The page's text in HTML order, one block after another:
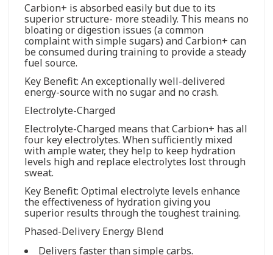
Carbion+ is absorbed easily but due to its
superior structure- more steadily. This means no
bloating or digestion issues (a common
complaint with simple sugars) and Carbion+ can
be consumed during training to provide a steady
fuel source.
Key Benefit: An exceptionally well-delivered
energy-source with no sugar and no crash.
Electrolyte-Charged
Electrolyte-Charged means that Carbion+ has all
four key electrolytes. When sufficiently mixed
with ample water, they help to keep hydration
levels high and replace electrolytes lost through
sweat.
Key Benefit: Optimal electrolyte levels enhance
the effectiveness of hydration giving you
superior results through the toughest training.
Phased-Delivery Energy Blend
Delivers faster than simple carbs.